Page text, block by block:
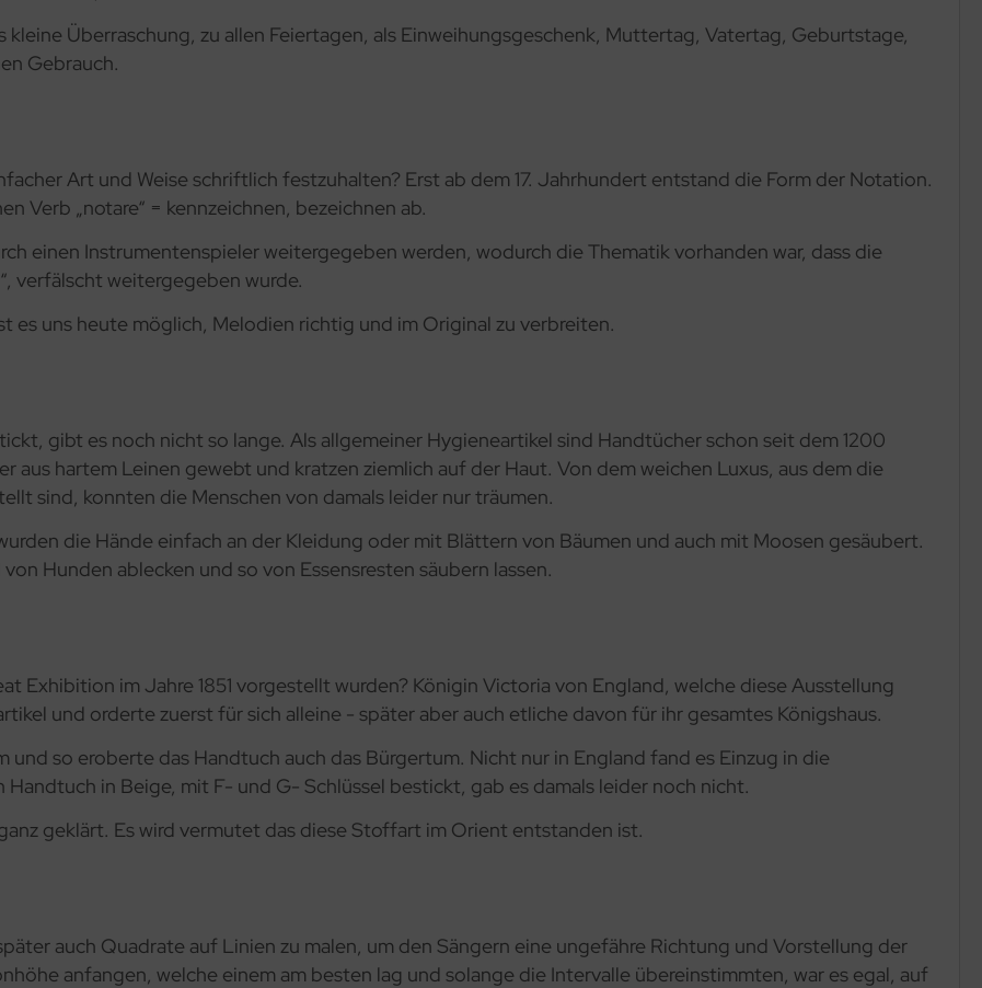
Überraschung, zu allen Feiertagen, als Einweihungsgeschenk, Muttertag, Vatertag, Geburtstage,
Gebrauch.
Art und Weise schriftlich festzuhalten? Erst ab dem 17. Jahrhundert entstand die Form der Notation.
Verb „notare“ = kennzeichnen, bezeichnen ab.
einen Instrumentenspieler weitergegeben werden, wodurch die Thematik vorhanden war, dass die
verfälscht weitergegeben wurde.
es uns heute möglich, Melodien richtig und im Original zu verbreiten.
gibt es noch nicht so lange. Als allgemeiner Hygieneartikel sind Handtücher schon seit dem 1200
aus hartem Leinen gewebt und kratzen ziemlich auf der Haut. Von dem weichen Luxus, aus dem die
sind, konnten die Menschen von damals leider nur träumen.
die Hände einfach an der Kleidung oder mit Blättern von Bäumen und auch mit Moosen gesäubert.
Hunden ablecken und so von Essensresten säubern lassen.
Exhibition im Jahre 1851 vorgestellt wurden? Königin Victoria von England, welche diese Ausstellung
und orderte zuerst für sich alleine - später aber auch etliche davon für ihr gesamtes Königshaus.
und so eroberte das Handtuch auch das Bürgertum. Nicht nur in England fand es Einzug in die
in Beige, mit F- und G- Schlüssel bestickt, gab es damals leider noch nicht.
geklärt. Es wird vermutet das diese Stoffart im Orient entstanden ist.
auch Quadrate auf Linien zu malen, um den Sängern eine ungefähre Richtung und Vorstellung der
anfangen, welche einem am besten lag und solange die Intervalle übereinstimmten, war es egal, auf